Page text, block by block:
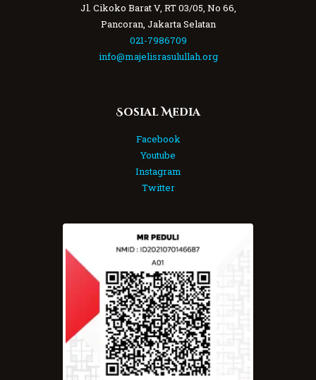
Jl. Cikoko Barat V, RT 03/05, No 66,
Pancoran, Jakarta Selatan
021-7986709
info@majelisrasulullah.org
Sosial Media
Facebook
Youtube
Instagram
Twitter